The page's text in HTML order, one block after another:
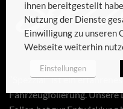
“Spezzial” ist ein
Fahrzeugfolierung. Unsere
ihnen bereitgestellt
Nutzung der Dienste
Einwilligung zu unseren
Webseite weiterhin
Einstellungen